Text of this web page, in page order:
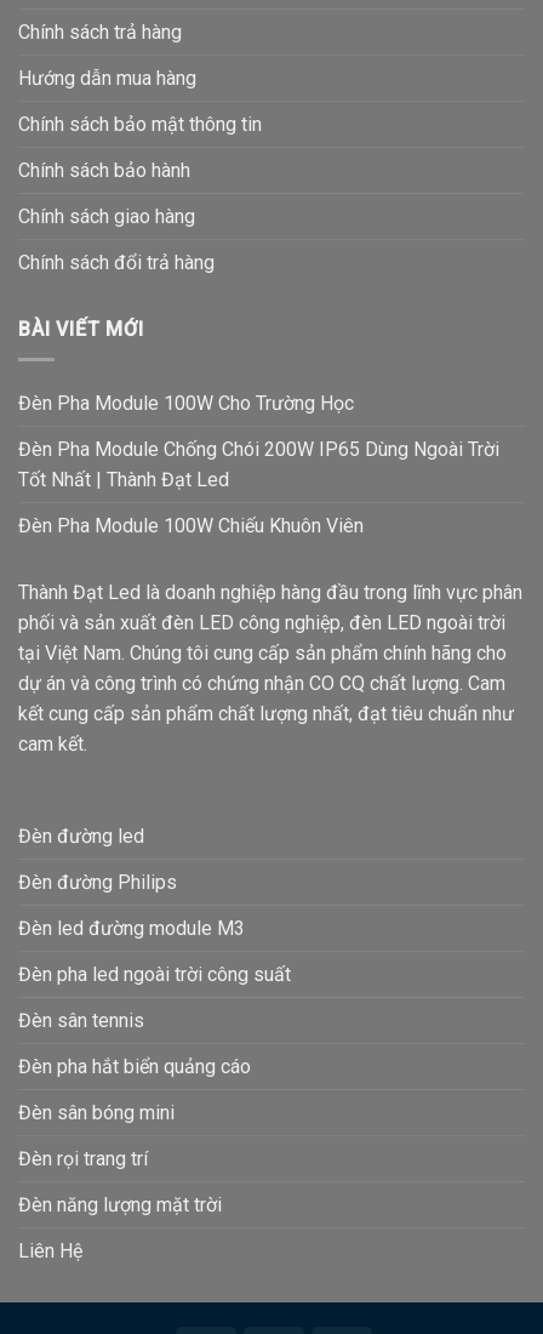
Chính sách trả hàng
Hướng dẫn mua hàng
Chính sách bảo mật thông tin
Chính sách bảo hành
Chính sách giao hàng
Chính sách đổi trả hàng
BÀI VIẾT MỚI
Đèn Pha Module 100W Cho Trường Học
Đèn Pha Module Chống Chói 200W IP65 Dùng Ngoài Trời
Tốt Nhất | Thành Đạt Led
Đèn Pha Module 100W Chiếu Khuôn Viên
Thành Đạt Led là doanh nghiệp hàng đầu trong lĩnh vực phân
phối và sản xuất đèn LED công nghiệp, đèn LED ngoài trời
tại Việt Nam. Chúng tôi cung cấp sản phẩm chính hãng cho
dự án và công trình có chứng nhận CO CQ chất lượng. Cam
kết cung cấp sản phẩm chất lượng nhất, đạt tiêu chuẩn như
cam kết.
Đèn đường led
Đèn đường Philips
Đèn led đường module M3
Đèn pha led ngoài trời công suất
Đèn sân tennis
Đèn pha hắt biển quảng cáo
Đèn sân bóng mini
Đèn rọi trang trí
Đèn năng lượng mặt trời
Liên Hệ